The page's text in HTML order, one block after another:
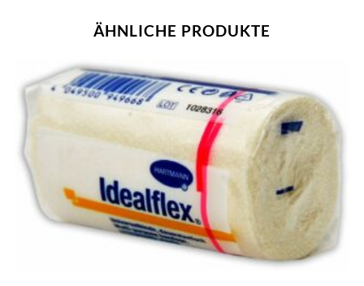
ÄHNLICHE PRODUKTE